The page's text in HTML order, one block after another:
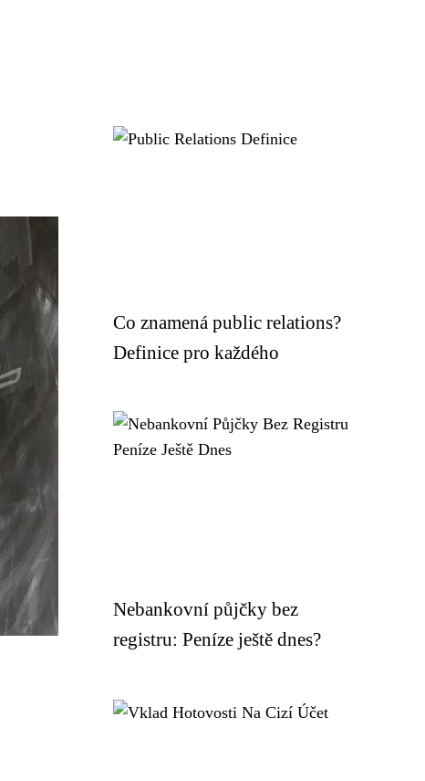
Co znamená public relations?
Definice pro každého
Nebankovní půjčky bez
registru: Peníze ještě dnes?